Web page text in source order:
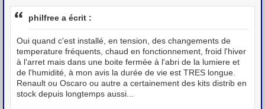
e
s
g
e
philfree a écrit :
Oui quand c'est installé, en tension, des changements de
temperature fréquents, chaud en fonctionnement, froid l'hiver
à l'arret mais dans une boite fermée à l'abri de la lumiere et
de l'humidité, à mon avis la durée de vie est TRES longue.
Renault ou Oscaro ou autre a certainement des kits distrib en
stock depuis longtemps aussi...